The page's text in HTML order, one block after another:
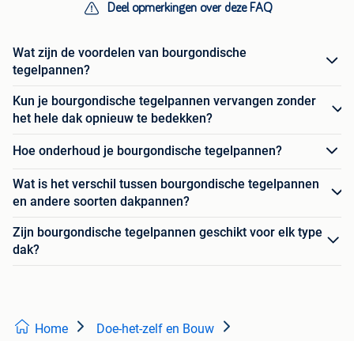
Deel opmerkingen over deze FAQ
Wat zijn de voordelen van bourgondische
tegelpannen?
Kun je bourgondische tegelpannen vervangen zonder
het hele dak opnieuw te bedekken?
Hoe onderhoud je bourgondische tegelpannen?
Wat is het verschil tussen bourgondische tegelpannen
en andere soorten dakpannen?
Zijn bourgondische tegelpannen geschikt voor elk type
dak?
Home Doe-het-zelf en Bouw